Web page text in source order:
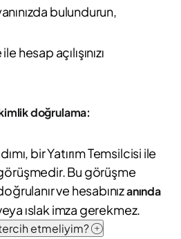
bulundurun,
hesap açılışınızı
doğrulama:
bir Yatırım Temsilcisi ile
Bu görüşme
ve hesabınızanında
ıslak imza gerekmez.
tercih etmeliyim?